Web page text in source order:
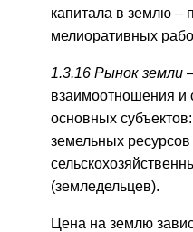
капитала в землю –
мелиоративных
1.3.16 Рынок земли
взаимоотношения и
основных
земельных
(земледельцев).
Цена на землю